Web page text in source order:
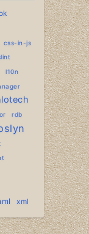
css-in-js
l10n
rdb
xml